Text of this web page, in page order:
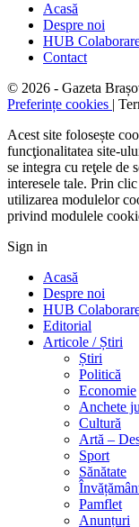
Acasă
Despre noi
HUB
Contact
© 2026 - Gazeta
Preferințe cookies |
Acest site folosește
funcţionalitatea site-
se integra cu reţele de
interesele tale. Prin
utilizarea modulelor
privind modulele
Sign in
Acasă
Despre noi
HUB
Editorial
Articole / Știri
Știri
Politică
Economie
Anchete
Cultură
Artă –
Sport
Sănătate
Pamflet
Anunțuri